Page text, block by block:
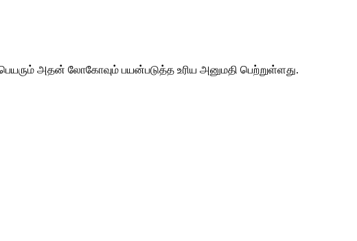
பெயரும் அதன் லோகோவும் பயன்படுத்த உரிய அனுமதி பெற்றுள்ளது.